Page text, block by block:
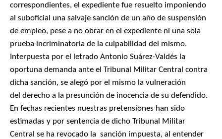
correspondientes, el expediente fue resuelto imponiendo
al suboficial una salvaje sanción de un año de suspensión
de empleo, pese a no obrar en el expediente ni una sola
prueba incriminatoria de la culpabilidad del mismo.
Interpuesta por el letrado Antonio Suárez-Valdés la
oportuna demanda ante el Tribunal Militar Central contra
dicha sanción, se alegó por el mismo la vulneración
del derecho a la presunción de inocencia de su defendido.
En fechas recientes nuestras pretensiones han sido
estimadas y por sentencia de dicho Tribunal Militar
Central se ha revocado la sanción impuesta, al entender